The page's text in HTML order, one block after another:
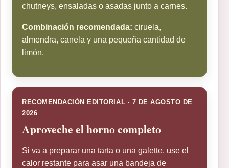
chutneys, ensaladas o asadas junto a carnes.
Combinación recomendada: ciruela,
almendra, canela y una pequeña cantidad de
limón.
RECOMENDACIÓN EDITORIAL · 7 DE AGOSTO DE
2026
Aproveche el horno completo
Si va a preparar una tarta o una galette, use el
calor restante para asar una bandeja de